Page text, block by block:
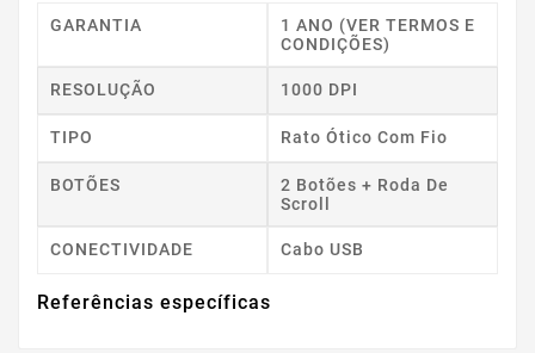
GARANTIA
1 ANO (VER TERMOS E
CONDIÇÕES)
RESOLUÇÃO 1000 DPI
TIPO Rato Ótico Com Fio
BOTÕES
2 Botões + Roda De
Scroll
CONECTIVIDADE Cabo USB
Referências específicas